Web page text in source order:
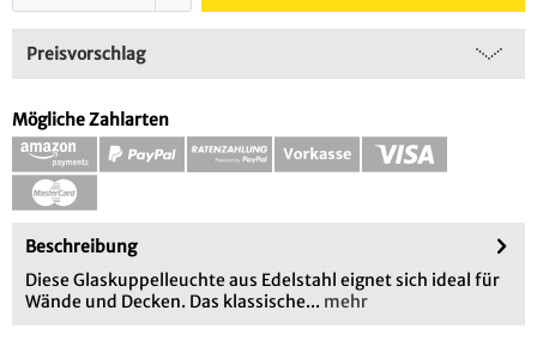
Preisvorschlag
Mögliche Zahlarten
Beschreibung
Diese Glaskuppelleuchte aus Edelstahl eignet sich ideal für
Wände und Decken. Das klassische... mehr